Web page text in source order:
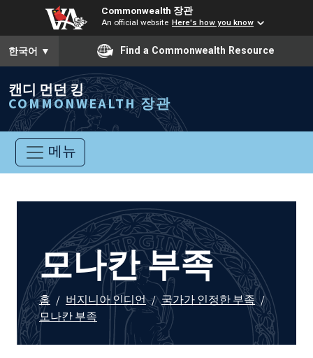
Commonwealth 장관
An official website Here's how you know
To ensure accurate screen reader translation, please ensure
한국어 ▼ Find a Commonwealth Resource
캔디 먼던 킹
COMMONWEALTH 장관
메뉴
모나칸 부족
홈 / 버지니아 인디언 / 국가가 인정한 부족 /
모나칸 부족